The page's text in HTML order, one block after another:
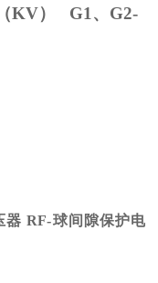
KV） G1、G2-
器RF-球间隙保护电